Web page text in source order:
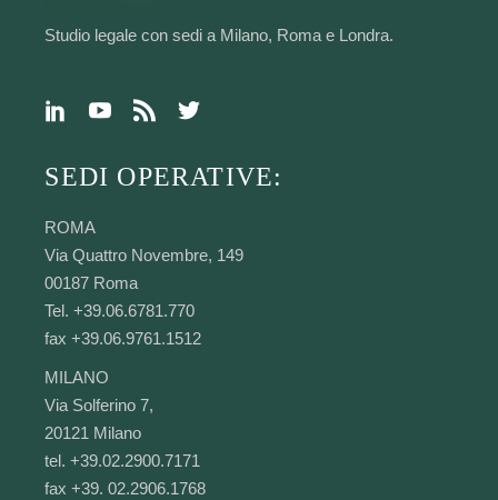
Studio legale con sedi a Milano, Roma e Londra.
SEDI OPERATIVE:
ROMA
Via Quattro Novembre, 149
00187 Roma
Tel. +39.06.6781.770
fax +39.06.9761.1512
MILANO
Via Solferino 7,
20121 Milano
tel. +39.02.2900.7171
fax +39. 02.2906.1768